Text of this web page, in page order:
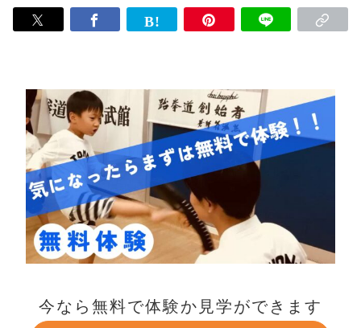
今なら無料で体験か見学ができます